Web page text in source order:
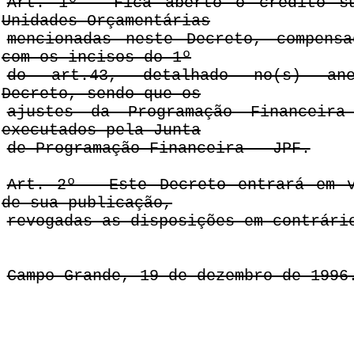
Unidades Orçamentárias
mencionadas neste Decreto,
com os incisos do 1º
do art.43, detalhado no(s)
Decreto, sendo que os
ajustes da Programação
executados pela Junta
de Programação Financeira - JPF.
Art. 2º - Este Decreto entrará em
de sua publicação,
revogadas as disposições em
Campo Grande, 19 de dezembro de